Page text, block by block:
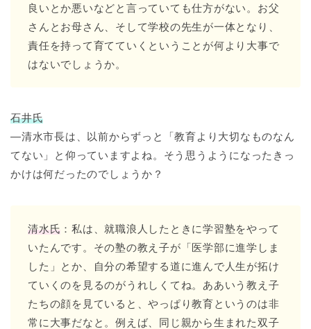
良いとか悪いなどと言っていても仕方がない。お父
さんとお母さん、そして学校の先生が一体となり、
責任を持って育てていくということが何より大事で
はないでしょうか。
石井氏
―清水市長は、以前からずっと「教育より大切なものなん
てない」と仰っていますよね。そう思うようになったきっ
かけは何だったのでしょうか？
清水氏 ：私は、就職浪人したときに学習塾をやって
いたんです。その塾の教え子が「医学部に進学しま
した」とか、自分の希望する道に進んで人生が拓け
ていくのを見るのがうれしくてね。ああいう教え子
たちの顔を見ていると、やっぱり教育というのは非
常に大事だなと。例えば、同じ親から生まれた双子